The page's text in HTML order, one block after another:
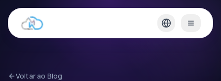
Voltar ao Blog